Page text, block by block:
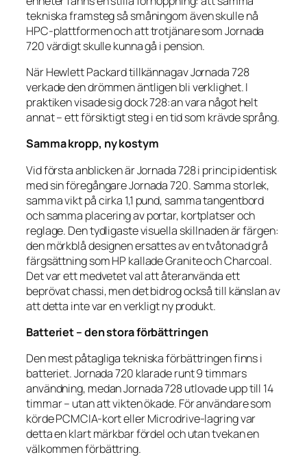
tekniska framsteg så småningom även skulle nå
HPC-plattformen och att trotjänare som Jornada
720 värdigt skulle kunna gå i pension.
När Hewlett Packard tillkännagav Jornada 728
verkade den drömmen äntligen bli verklighet. I
praktiken visade sig dock 728:an vara något helt
annat – ett försiktigt steg i en tid som krävde språng.
Samma kropp, ny kostym
Vid första anblicken är Jornada 728 i princip identisk
med sin föregångare Jornada 720. Samma storlek,
samma vikt på cirka 1,1 pund, samma tangentbord
och samma placering av portar, kortplatser och
reglage. Den tydligaste visuella skillnaden är färgen:
den mörkblå designen ersattes av en tvåtonad grå
färgsättning som HP kallade Granite och Charcoal.
Det var ett medvetet val att återanvända ett
beprövat chassi, men det bidrog också till känslan av
att detta inte var en verkligt ny produkt.
Batteriet – den stora förbättringen
Den mest påtagliga tekniska förbättringen finns i
batteriet. Jornada 720 klarade runt 9 timmars
användning, medan Jornada 728 utlovade upp till 14
timmar – utan att vikten ökade. För användare som
körde PCMCIA-kort eller Microdrive-lagring var
detta en klart märkbar fördel och utan tvekan en
välkommen förbättring.